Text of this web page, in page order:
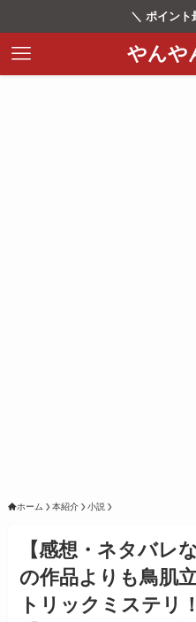
＼ ポイント
やんや
ホーム 本紹介 小説
【感想・ネタバレ
の作品よりも鳥肌
トリックミステリ